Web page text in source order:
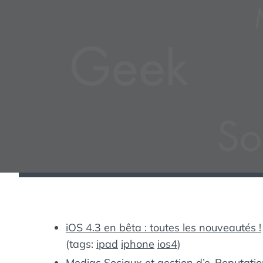
iOS 4.3 en bêta : toutes les nouveautés !
(tags: ipad iphone ios4)